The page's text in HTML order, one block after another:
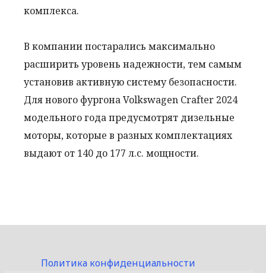
комплекса.
В компании постарались максимально
расширить уровень надежности, тем самым
установив активную систему безопасности.
Для нового фургона Volkswagen Crafter 2024
модельного года предусмотрят дизельные
моторы, которые в разных комплектациях
выдают от 140 до 177 л.с. мощности.
Политика конфиденциальности